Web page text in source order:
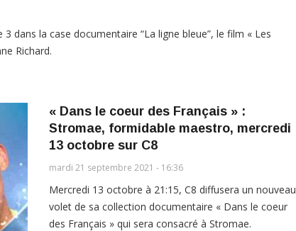
dans la case documentaire “La ligne bleue”, le film « Les
Richard.
« Dans le coeur des Français » :
Stromae, formidable maestro, mercredi
13 octobre sur C8
mardi 21 septembre 2021 - 16:36
Mercredi 13 octobre à 21:15, C8 diffusera un nouveau
volet de sa collection documentaire « Dans le coeur
des Français » qui sera consacré à Stromae.